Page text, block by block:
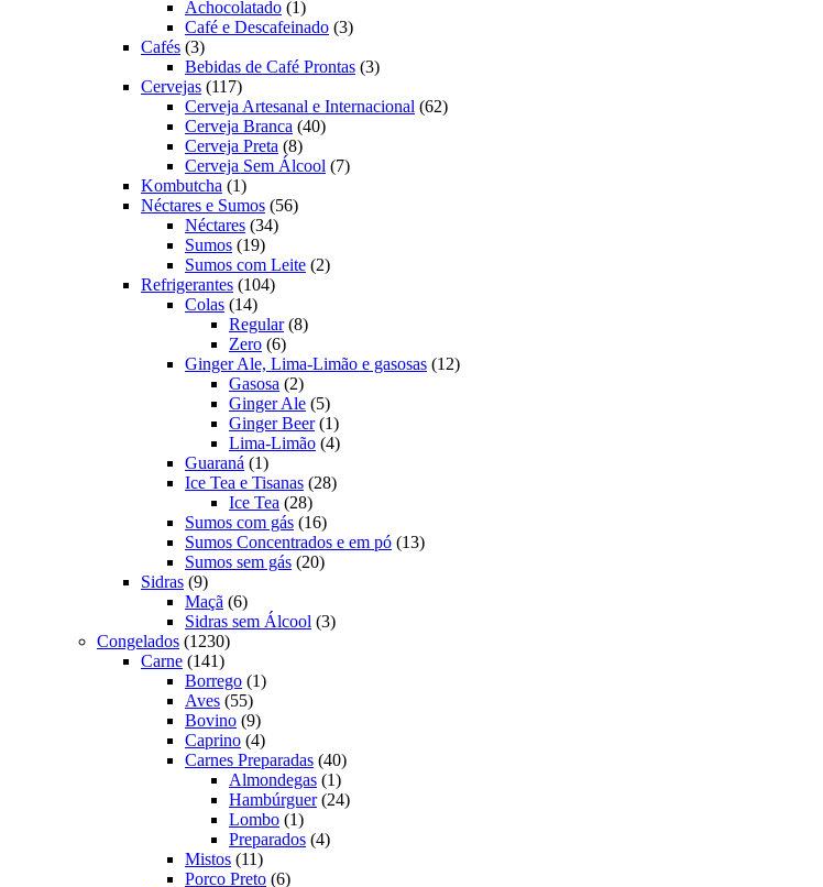
Achocolatado 11
produto
Café e Descafeinado 33
Cafés 33
produtos
Bebidas de Café Prontas 33
Cervejas 117117
produtos
Cerveja Artesanal e Internacional 6262
Cerveja Branca 4040
Cerveja Preta 88
produtos
Cerveja Sem Álcool 77
Kombutcha 11
produto
Néctares e Sumos 5656
Néctares 3434
Sumos 1919
produtos
Sumos com Leite 22
Refrigerantes 104104
Colas 1414
produtos
Regular 88
Zero 66
produtos
Ginger Ale, Lima-Limão e gasosas 1212
Gasosa 22
produtos
Ginger Ale 55
produtos
Ginger Beer 11
produto
Lima-Limão 44
Guaraná 11
produto
Ice Tea e Tisanas 2828
Ice Tea 2828
produtos
Sumos com gás 1616
produtos
Sumos Concentrados e em pó 1313
Sumos sem gás 2020
Sidras 99
produtos
Maçã 66
produtos
Sidras sem Álcool 33
Congelados 12301230
produtos
Carne 141141
produtos
Borrego 11
Aves 5555
produtos
Bovino 99
produtos
Caprino 44
produtos
Carnes Preparadas 4040
produtos
Almondegas 11
produto
Hambúrguer 2424
Lombo 11
produto
Preparados 44
Mistos 1111
produtos
Porco Preto 66